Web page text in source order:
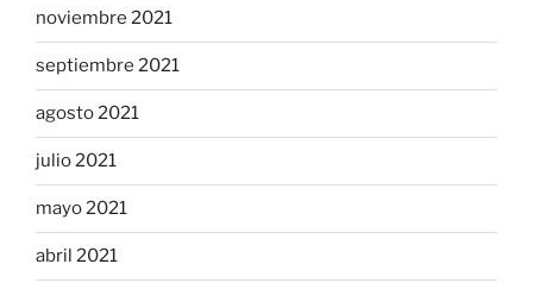
noviembre 2021
septiembre 2021
agosto 2021
julio 2021
mayo 2021
abril 2021